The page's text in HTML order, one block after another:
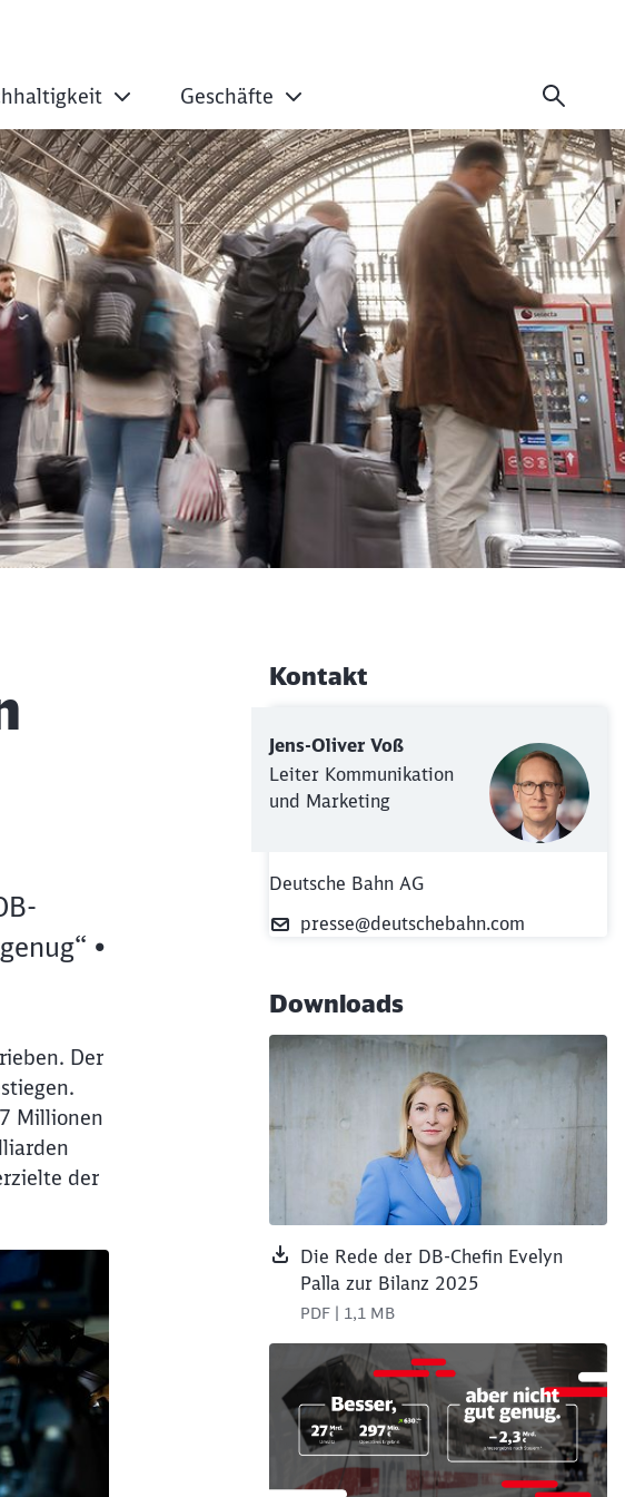
Umsatz und
Geschäfte
•
Der
Millionen
der
Weiterführende
Kontakt
Jens-Oliver Voß
Leiter Kommunikation
und Marketing
Deutsche Bahn AG
presse@deutschebahn.com
Downloads
Die Rede der DB-Chefin Evelyn
Palla zur Bilanz 2025
PDF | 1,1 MB